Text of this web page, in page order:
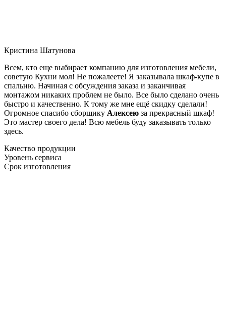
Кристина Шатунова
Всем, кто еще выбирает компанию для изготовления мебели,
советую Кухни мол! Не пожалеете! Я заказывала шкаф-купе в
спальню. Начиная с обсуждения заказа и заканчивая
монтажом никаких проблем не было. Все было сделано очень
быстро и качественно. К тому же мне ещё скидку сделали!
Огромное спасибо сборщику Алексею за прекрасный шкаф!
Это мастер своего дела! Всю мебель буду заказывать только
здесь.
Качество продукции
Уровень сервиса
Срок изготовления